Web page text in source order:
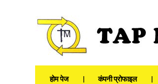
होम पेज कंपनी प्रोफाइल